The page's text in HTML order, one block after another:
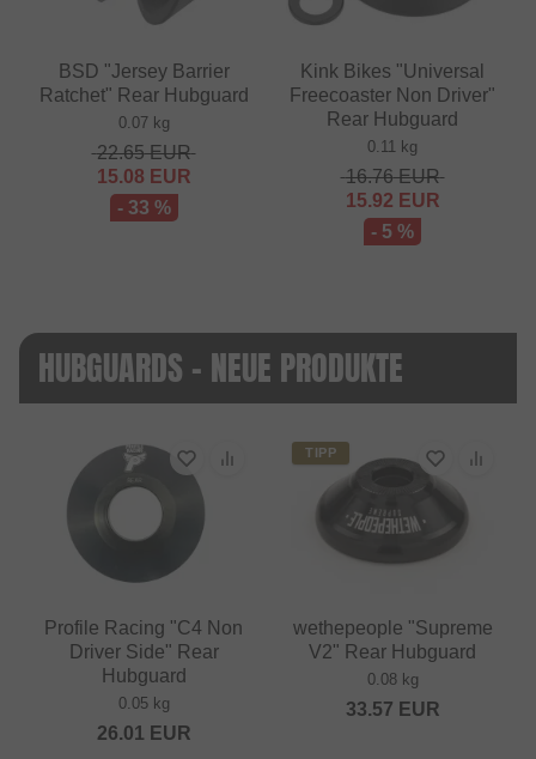
BSD "Jersey Barrier
Ratchet" Rear Hubguard
0.07 kg
22.65EUR
15.08 EUR
- 33 %
Kink Bikes "Universal
Freecoaster Non Driver"
Rear Hubguard
0.11 kg
16.76EUR
15.92 EUR
- 5 %
HUBGUARDS - NEUE PRODUKTE
Profile Racing "C4 Non
Driver Side" Rear
Hubguard
0.05 kg
26.01 EUR
TIPP
wethepeople "Supreme
V2" Rear Hubguard
0.08 kg
33.57 EUR